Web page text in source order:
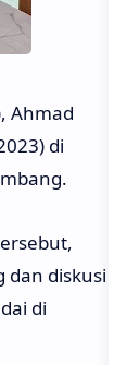
Ahmad
di
dan diskusi
di